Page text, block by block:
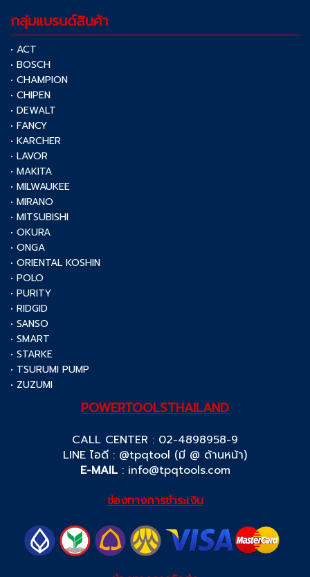
กลุ่มแบรนด์สินค้า
• ACT
• BOSCH
• CHAMPION
• CHIPEN
• DEWALT
• FANCY
• KARCHER
• LAVOR
• MAKITA
• MILWAUKEE
• MIRANO
• MITSUBISHI
• OKURA
• ONGA
• ORIENTAL KOSHIN
• POLO
• PURITY
• RIDGID
• SANSO
• SMART
• STARKE
• TSURUMI PUMP
• ZUZUMI
POWERTOOLSTHAILAND
CALL CENTER : 02-4898958-9
LINE ไอดี : @tpqtool (มี @ ด้านหน้า)
E-MAIL: info@tpqtools.com
ช่องทางการชำระเงิน